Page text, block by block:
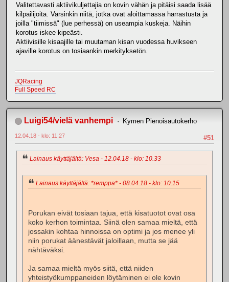
Valitettavasti aktiivikuljettajia on kovin vähän ja pitäisi saada lisää
kilpailijoita. Varsinkin niitä, jotka ovat aloittamassa harrastusta ja
joilla "tiimissä" (lue perhessä) on useampia kuskeja. Näihin
korotus iskee kipeästi.
Aktiivisille kisaajille tai muutaman kisan vuodessa huvikseen
ajaville korotus on tosiaankin merkityksetön.
JQRacing
Full Speed RC
Luigi54/vielä vanhempi Kymen Pienoisautokerho
#51
12.04.18 - klo: 11.27
Lainaus käyttäjältä: Vesa - 12.04.18 - klo: 10.33
Lainaus käyttäjältä: *remppa* - 08.04.18 - klo: 10.15
Porukan eivät tosiaan tajua, että kisatuotot ovat osa
koko kerhon toimintaa. Siinä olen samaa mieltä, että
jossakin kohtaa hinnoissa on optimi ja jos menee yli
niin porukat äänestävät jaloillaan, mutta se jää
nähtäväksi.
Ja samaa mieltä myös siitä, että niiden
yhteistyökumppaneiden löytäminen ei ole kovin